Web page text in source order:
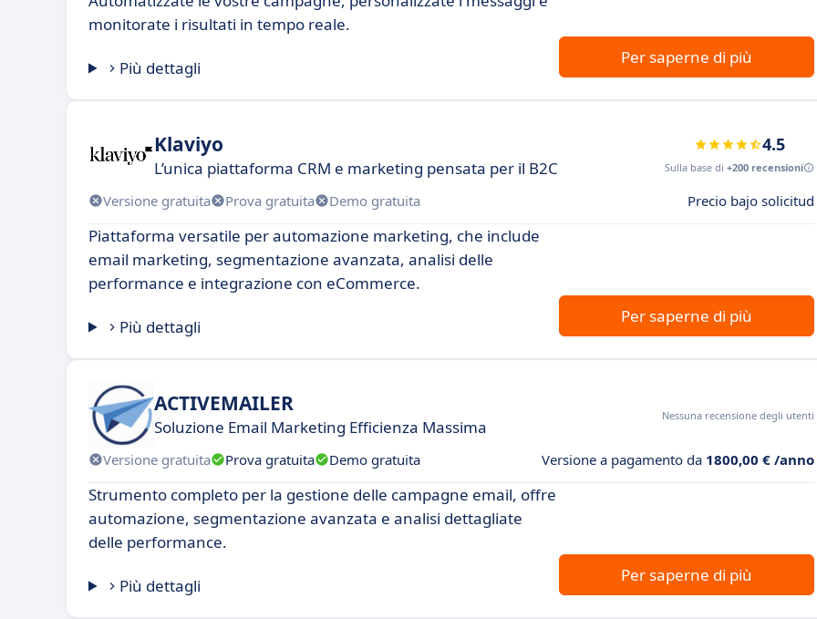
monitorate i risultati in tempo reale.
Più dettagli
Per saperne di più
Klaviyo
L’unica piattaforma CRM e marketing pensata per il B2C
4.5
Sulla base di +200 recensioni
Versione gratuita Prova gratuita Demo gratuita Precio bajo solicitud
Piattaforma versatile per automazione marketing, che include
email marketing, segmentazione avanzata, analisi delle
performance e integrazione con eCommerce.
Più dettagli
Per saperne di più
ACTIVEMAILER
Soluzione Email Marketing Efficienza Massima
Nessuna recensione degli utenti
Versione gratuita Prova gratuita Demo gratuita Versione a pagamento da 1800,00 € /anno
Strumento completo per la gestione delle campagne email, offre
automazione, segmentazione avanzata e analisi dettagliate
delle performance.
Più dettagli
Per saperne di più